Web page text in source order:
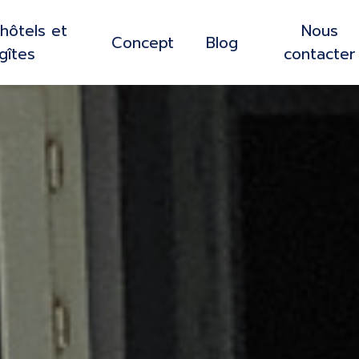
et
gîtes
Concept Blog
Nous
contacter